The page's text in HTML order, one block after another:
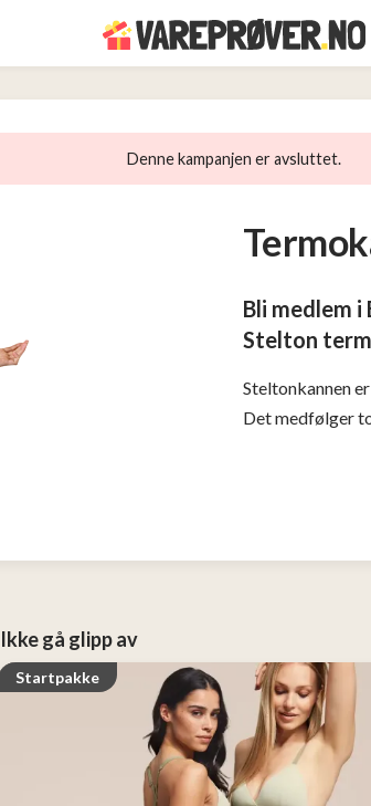
Denne kampanjen er avsluttet.
Bli medlem
Stelton
Steltonkannen
Det medfølger
Ikke gå glipp av
Startpakke